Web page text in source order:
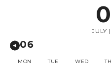
JULY
06
MON TUE WED